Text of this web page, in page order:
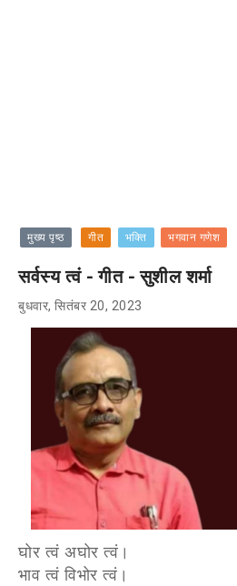
मुख्य पृष्ठ गीत भक्ति भगवान गणेश
सर्वस्य त्वं - गीत - सुशील शर्मा
बुधवार, सितंबर 20, 2023
घोर त्वं अघोर त्वं।
भाव त्वं विभोर त्वं।